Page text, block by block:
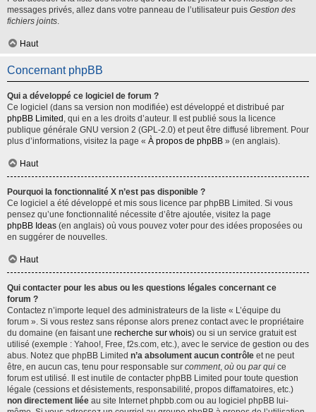
messages privés, allez dans votre panneau de l’utilisateur puis Gestion des
fichiers joints.
Haut
Concernant phpBB
Qui a développé ce logiciel de forum ?
Ce logiciel (dans sa version non modifiée) est développé et distribué par
phpBB Limited , qui en a les droits d’auteur. Il est publié sous la licence
publique générale GNU version 2 (GPL-2.0) et peut être diffusé librement. Pour
plus d’informations, visitez la page « À propos de phpBB » (en anglais).
Haut
Pourquoi la fonctionnalité X n’est pas disponible ?
Ce logiciel a été développé et mis sous licence par phpBB Limited. Si vous
pensez qu’une fonctionnalité nécessite d’être ajoutée, visitez la page
phpBB Ideas (en anglais) où vous pouvez voter pour des idées proposées ou
en suggérer de nouvelles.
Haut
Qui contacter pour les abus ou les questions légales concernant ce
forum ?
Contactez n’importe lequel des administrateurs de la liste « L’équipe du
forum ». Si vous restez sans réponse alors prenez contact avec le propriétaire
du domaine (en faisant une recherche sur whois) ou si un service gratuit est
utilisé (exemple : Yahoo!, Free, f2s.com, etc.), avec le service de gestion ou des
abus. Notez que phpBB Limited n’a absolument aucun contrôle et ne peut
être, en aucun cas, tenu pour responsable sur comment, où ou par qui ce
forum est utilisé. Il est inutile de contacter phpBB Limited pour toute question
légale (cessions et désistements, responsabilité, propos diffamatoires, etc.)
non directement liée au site Internet phpbb.com ou au logiciel phpBB lui-